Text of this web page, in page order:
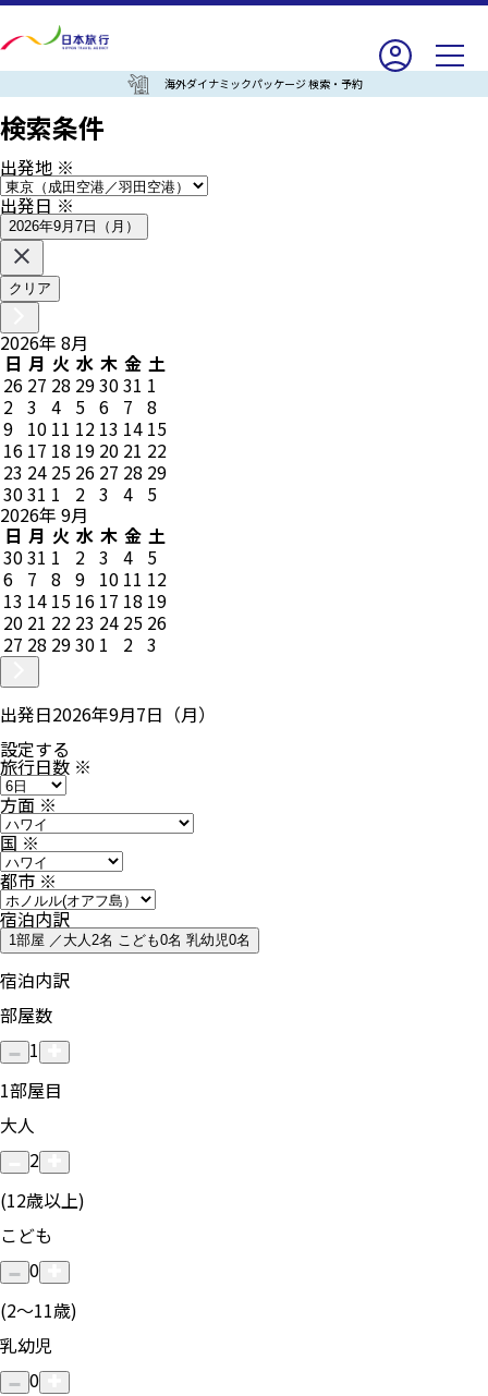
海外ダイナミックパッケージ 検索・予約
検索条件
出発地 ※
出発日※
2026年9月7日（月）
クリア
2026年 8月
日 月 火 水 木 金 土
26 27 28 293031 1
2 3 4 5 6 7 8
9 10 11 12 13 14 15
16 17 18 19 20 21 22
23 24 25 26 27 28 29
3031 1 2 3 4 5
2026年 9月
日 月 火 水 木 金 土
3031 1 2 3 4 5
6 7 8 9 10 11 12
13 14 15 16 17 18 19
20 21 22 23 24 25 26
27 28 2930 1 2 3
出発日2026年9月7日（月）
設定する
旅行日数 ※
方面※
国※
都市※
宿泊内訳
1部屋 ／大人2名 こども0名 乳幼児0名
宿泊内訳
部屋数
1
1部屋目
大人
2
(12歳以上)
こども
0
(2〜11歳)
乳幼児
0